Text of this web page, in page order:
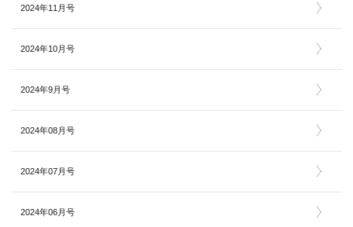
2024年11月号
2024年10月号
2024年9月号
2024年08月号
2024年07月号
2024年06月号